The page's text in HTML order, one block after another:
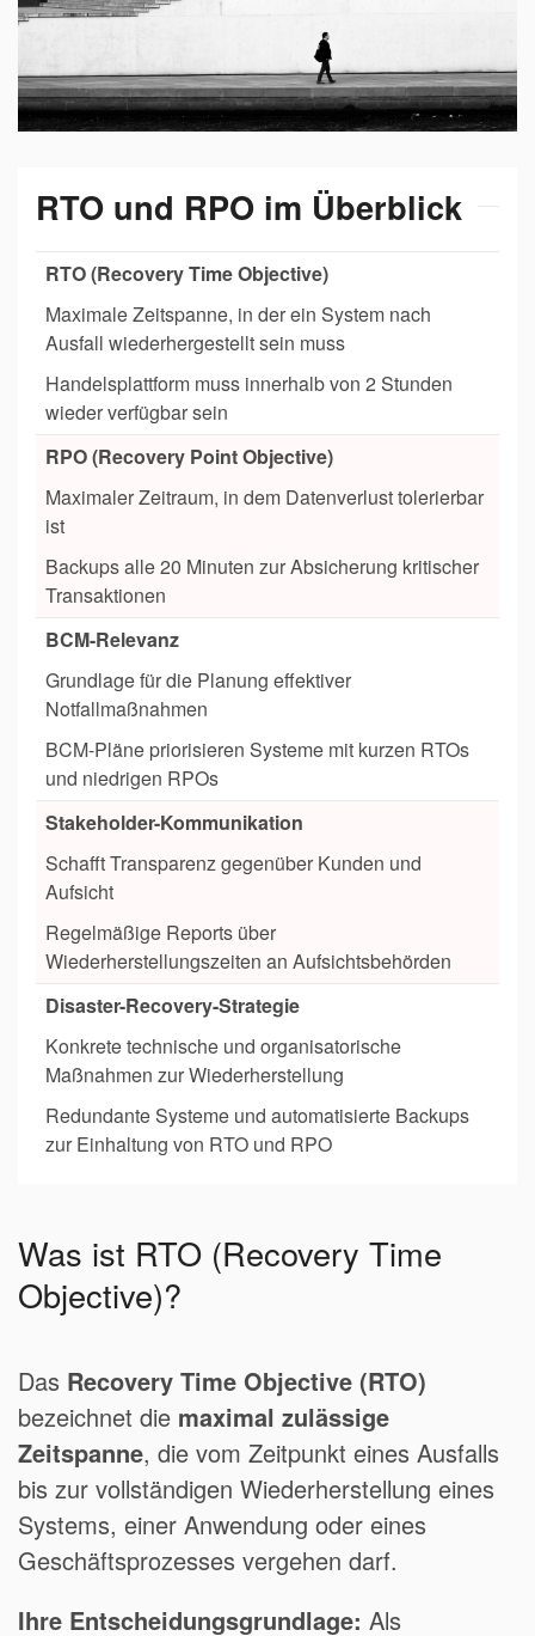
RTO und RPO im Überblick
RTO (Recovery Time Objective)
Maximale Zeitspanne, in der ein System nach
Ausfall wiederhergestellt sein muss
Handelsplattform muss innerhalb von 2 Stunden
wieder verfügbar sein
RPO (Recovery Point Objective)
Maximaler Zeitraum, in dem Datenverlust tolerierbar
ist
Backups alle 20 Minuten zur Absicherung kritischer
Transaktionen
BCM-Relevanz
Grundlage für die Planung effektiver
Notfallmaßnahmen
BCM-Pläne priorisieren Systeme mit kurzen RTOs
und niedrigen RPOs
Stakeholder-Kommunikation
Schafft Transparenz gegenüber Kunden und
Aufsicht
Regelmäßige Reports über
Wiederherstellungszeiten an Aufsichtsbehörden
Disaster-Recovery-Strategie
Konkrete technische und organisatorische
Maßnahmen zur Wiederherstellung
Redundante Systeme und automatisierte Backups
zur Einhaltung von RTO und RPO
Was ist RTO (Recovery Time
Objective)?
Das Recovery Time Objective (RTO)
bezeichnet die maximal zulässige
Zeitspanne, die vom Zeitpunkt eines Ausfalls
bis zur vollständigen Wiederherstellung eines
Systems, einer Anwendung oder eines
Geschäftsprozesses vergehen darf.
Ihre Entscheidungsgrundlage: Als